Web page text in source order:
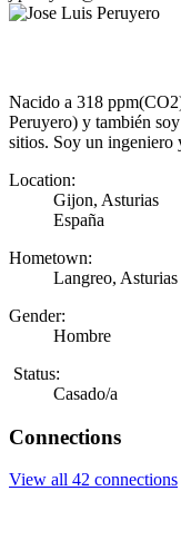
Nacido a 318
Peruyero) y también
sitios. Soy un
Location:
Gijon, Asturias
España
Hometown:
Langreo, Asturias
Gender:
Hombre
Status:
Casado/a
Connections
View all 42 connections